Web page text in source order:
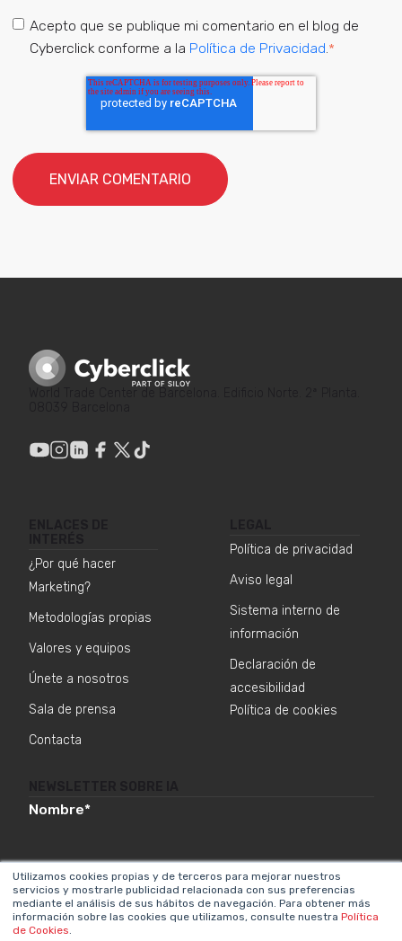
Utilizamos cookies propias y de terceros para mejorar nuestros
servicios y mostrarle publicidad relacionada con sus preferencias
mediante el análisis de sus hábitos de navegación. Para obtener más
información sobre las cookies que utilizamos, consulte nuestra Política
de Cookies.
Acepto que se publique mi comentario en el blog de
Cyberclick conforme a la Política de Privacidad *
¿Por qué hacer
Marketing?
Metodologías propias
Valores y equipos
Únete a nosotros
Sala de prensa
Contacta
Política de privacidad
Aviso legal
Sistema interno de
información
Declaración de
accesibilidad
Política de cookies
Nombre*
Email*